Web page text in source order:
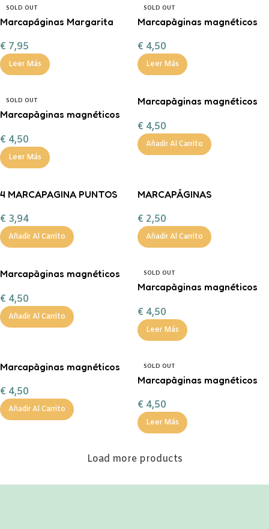
SOLD OUT
Marcapáginas Margarita
€ 7,95
Leer Más
SOLD OUT
Marcapàginas magnéticos
€ 4,50
Leer Más
SOLD OUT
Marcapàginas magnéticos
€ 4,50
Leer Más
Marcapàginas magnéticos
€ 4,50
Añadir Al Carrito
4 MARCAPAGINA PUNTOS
€ 3,94
Añadir Al Carrito
MARCAPÁGINAS
€ 2,50
Añadir Al Carrito
Marcapàginas magnéticos
€ 4,50
Añadir Al Carrito
SOLD OUT
Marcapàginas magnéticos
€ 4,50
Leer Más
Marcapàginas magnéticos
€ 4,50
Añadir Al Carrito
SOLD OUT
Marcapàginas magnéticos
€ 4,50
Leer Más
Load more products